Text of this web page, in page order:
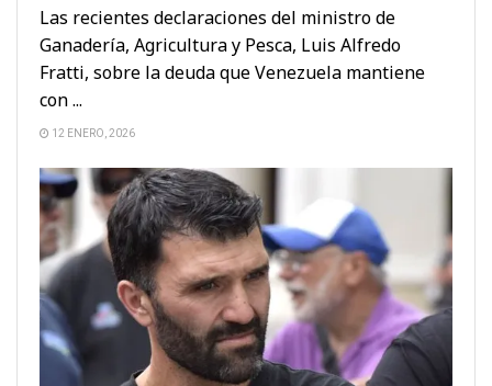
Las recientes declaraciones del ministro de
Ganadería, Agricultura y Pesca, Luis Alfredo
Fratti, sobre la deuda que Venezuela mantiene
con ...
12 ENERO, 2026